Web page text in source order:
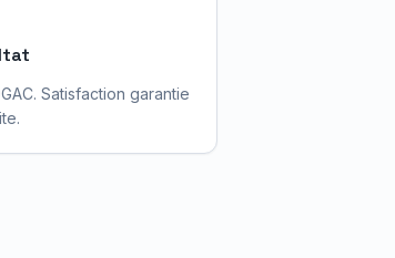
Satisfaction garantie